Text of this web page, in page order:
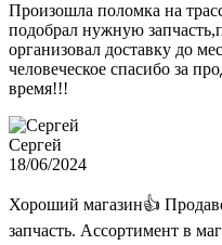
Произошла поломка на
подобрал нужную
организовал доставку до
человеческое спасибо за
время!!!
Сергей
18/06/2024
Хороший магазин👍
запчасть. Ассортимент в